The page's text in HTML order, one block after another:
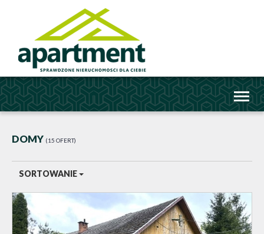
DOMY 15 OFERT
SORTOWANIE